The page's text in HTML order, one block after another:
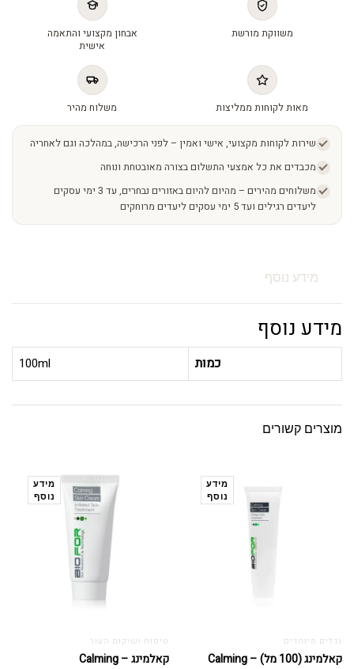
משווקת מורשת
אבחון מקצועי והתאמה
אישית
מאות לקוחות ממליצות משלוח מהיר
שירות לקוחות מקצועי, אישי ואמין – לפני הרכישה, במהלכה וגם לאחריה
מכבדים את כל אמצעי התשלום בצורה מאובטחת ונוחה
משלוחים מהירים – מהיום להיום באזורים נבחרים, עד 3 ימי עסקים
ליעדים רגילים ועד 5 ימי עסקים ליעדים מרוחקים
מידע נוסף
מידע נוסף
כמות 100ml
מוצרים קשורים
מידע
נוסף
גדלים מיוחדים
קאלמינג (100 מל) – Calming
מידע
נוסף
טיפוח ושיקום העור
קאלמינג – Calming